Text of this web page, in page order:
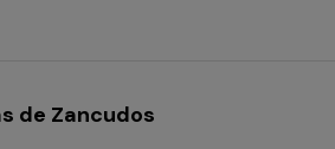
de Zancudos